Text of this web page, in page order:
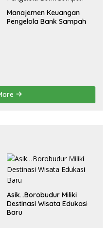
Manajemen Keuangan
Pengelola Bank Sampah
Asik…Borobudur Miliki
Destinasi Wisata Edukasi
Baru